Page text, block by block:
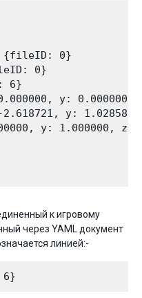
0}
0}
6}
y: 0.000000,
y:
y: 1.000000, z:
к игровому
через YAML документ
линией:-